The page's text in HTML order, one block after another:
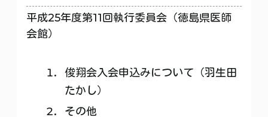
平成25年度第11回執行委員会（徳島県医師
会館）
俊翔会入会申込みについて（羽生田
たかし）
その他